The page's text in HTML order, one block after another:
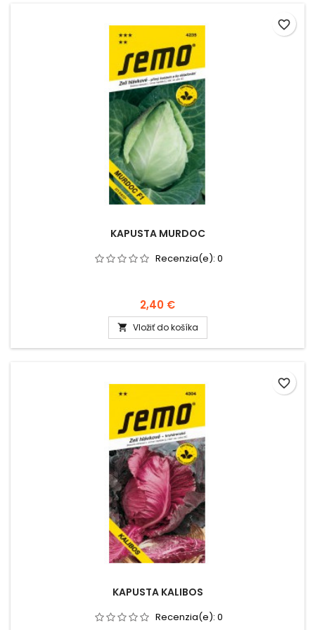
KAPUSTA MURDOC
Recenzia(e): 0
2,40 €
 Vložiť do košíka
favorite_border
KAPUSTA KALIBOS
Recenzia(e): 0
favorite_border